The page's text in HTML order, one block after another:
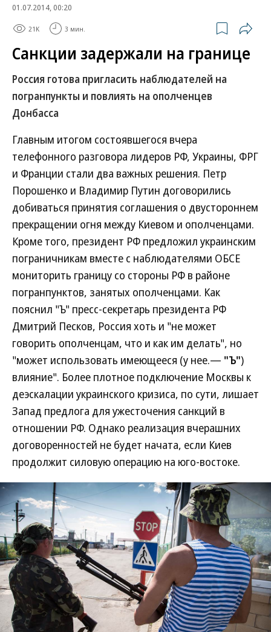
01.07.2014, 00:20
21K 3 мин.
Санкции задержали на границе
Россия готова пригласить наблюдателей на
погранпункты и повлиять на ополченцев
Донбасса
Главным итогом состоявшегося вчера
телефонного разговора лидеров РФ, Украины, ФРГ
и Франции стали два важных решения. Петр
Порошенко и Владимир Путин договорились
добиваться принятия соглашения о двустороннем
прекращении огня между Киевом и ополченцами.
Кроме того, президент РФ предложил украинским
пограничникам вместе с наблюдателями ОБСЕ
мониторить границу со стороны РФ в районе
погранпунктов, занятых ополченцами. Как
пояснил "Ъ" пресс-секретарь президента РФ
Дмитрий Песков, Россия хоть и "не может
говорить ополченцам, что и как им делать", но
"может использовать имеющееся (у нее.— "Ъ")
влияние". Более плотное подключение Москвы к
деэскалации украинского кризиса, по сути, лишает
Запад предлога для ужесточения санкций в
отношении РФ. Однако реализация вчерашних
договоренностей не будет начата, если Киев
продолжит силовую операцию на юго-востоке.